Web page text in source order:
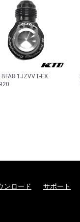
BFA8 1JZVVT-EX
ンロード サポート